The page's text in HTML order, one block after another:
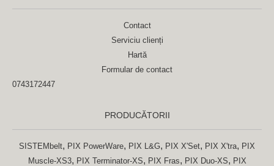
Contact
Serviciu clienți
Hartă
Formular de contact
0743172447
PRODUCĂTORII
SISTEMbelt, PIX PowerWare, PIX L&G, PIX X'Set, PIX X'tra, PIX
Muscle-XS3, PIX Terminator-XS, PIX Fras, PIX Duo-XS, PIX